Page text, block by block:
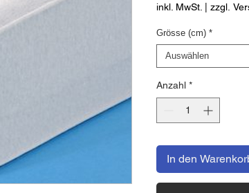
inkl. MwSt. zzgl.
Grösse (cm) *
Auswählen
Anzahl *
In den